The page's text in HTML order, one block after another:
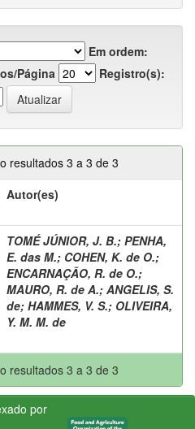
Em ordem:
Página
Registro(s):
resultados 3 a 3 de 3
Autor(es)
TOMÉ JÚNIOR, J. B.; PENHA,
E. das M.; COHEN, K. de O.;
ENCARNAÇÃO, R. de O.;
MAURO, R. de A.; ANGELIS, S.
de; HAMMES, V. S.; OLIVEIRA,
Y. M. M. de
resultados 3 a 3 de 3
por